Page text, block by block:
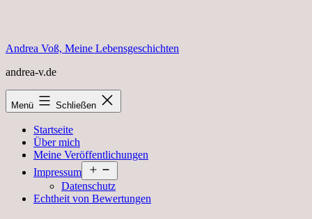
Andrea Voß, Meine Lebensgeschichten
andrea-v.de
Menü Schließen
Startseite
Über mich
Meine Veröffentlichungen
Impressum
öffnen
Datenschutz
Echtheit von Bewertungen